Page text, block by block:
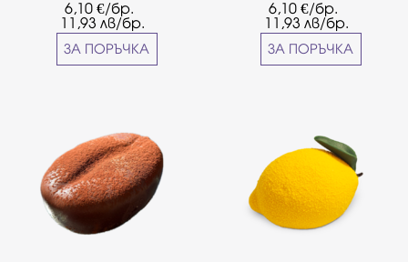
лешникова пралина и
бадемов блат.
6,10 €/бр.
11,93лв/бр.
ЗА ПОРЪЧКА
заливка от бял шоколад.
6,10 €/бр.
11,93лв/бр.
ЗА ПОРЪЧКА